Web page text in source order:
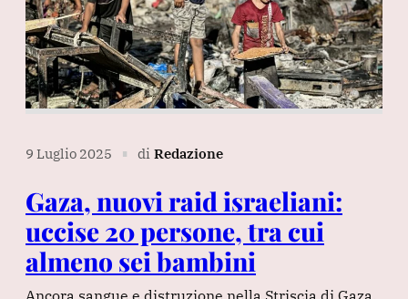
9 Luglio 2025 ∎ di Redazione
Gaza, nuovi raid israeliani:
uccise 20 persone, tra cui
almeno sei bambini
Ancora sangue e distruzione nella Striscia di Gaza.